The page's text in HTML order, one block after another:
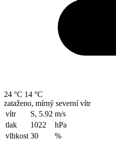
24 °C 14 °C
zataženo, mírný severní vítr
vítr
S, 5.92 m/s
tlak
1022
hPa
vlhkost 30 %